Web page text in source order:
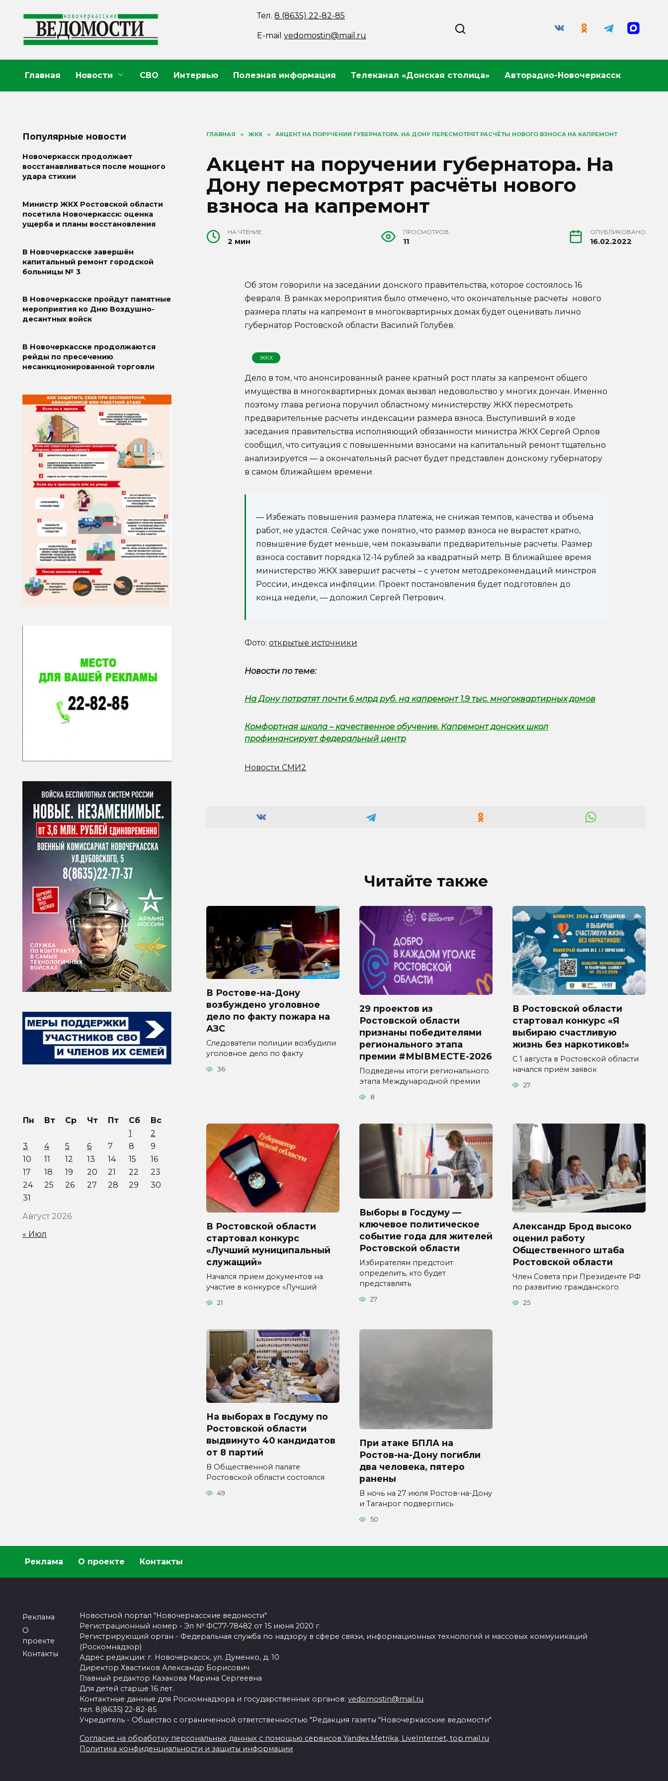
содержанию
Тел.8 (8635) 22-82-85
E-mailvedomostin@mail.ru
Главная Новости СВО Интервью Полезная информация Телеканал «Донская столица» Авторадио-Новочеркасск
ГЛАВНАЯ » ЖКХ » АКЦЕНТ НА ПОРУЧЕНИИ ГУБЕРНАТОРА. НА ДОНУ ПЕРЕСМОТРЯТ РАСЧЁТЫ НОВОГО ВЗНОСА НА КАПРЕМОНТ
Акцент на поручении губернатора. На
Дону пересмотрят расчёты нового
взноса на капремонт
НА ЧТЕНИЕ
2 мин
ПРОСМОТРОВ
11
ОПУБЛИКОВАНО
16.02.2022
Об этом говорили на заседании донского правительства, которое состоялось 16
февраля. В рамках мероприятия было отмечено, что окончательные расчеты нового
размера платы на капремонт в многоквартирных домах будет оценивать лично
губернатор Ростовской области Василий Голубев.
ЖКХ
Дело в том, что анонсированный ранее кратный рост платы за капремонт общего
имущества в многоквартирных домах вызвал недовольство у многих дончан. Именно
поэтому глава региона поручил областному министерству ЖКХ пересмотреть
предварительные расчеты индексации размера взноса. Выступивший в ходе
заседания правительства исполняющий обязанности министра ЖКХ Сергей Орлов
сообщил, что ситуация с повышенными взносами на капитальный ремонт тщательно
анализируется — а окончательный расчет будет представлен донскому губернатору
в самом ближайшем времени.
— Избежать повышения размера платежа, не снижая темпов, качества и объема
работ, не удастся. Сейчас уже понятно, что размер взноса не вырастет кратно,
повышение будет меньше, чем показывали предварительные расчеты. Размер
взноса составит порядка 12-14 рублей за квадратный метр. В ближайшее время
министерство ЖКХ завершит расчеты – с учетом методрекомендаций минстроя
России, индекса инфляции. Проект постановления будет подготовлен до
конца недели, — доложил Сергей Петрович.
Фото: открытые источники
Новости по теме:
На Дону потратят почти 6 млрд руб. на капремонт 1,9 тыс. многоквартирных домов
Комфортная школа – качественное обучение. Капремонт донских школ
профинансирует федеральный центр
Новости СМИ2
Читайте также
В Ростове-на-Дону
возбуждено уголовное
дело по факту пожара на
АЗС
Следователи полиции возбудили
уголовное дело по факту
36
29 проектов из
Ростовской области
признаны победителями
регионального этапа
премии #МЫВМЕСТЕ-2026
Подведены итоги регионального
этапа Международной премии
8
В Ростовской области
стартовал конкурс «Я
выбираю счастливую
жизнь без наркотиков!»
С 1 августа в Ростовской области
начался приём заявок
27
В Ростовской области
стартовал конкурс
«Лучший муниципальный
служащий»
Начался прием документов на
участие в конкурсе «Лучший
21
Выборы в Госдуму —
ключевое политическое
событие года для жителей
Ростовской области
Избирателям предстоит
определить, кто будет
представлять
27
Александр Брод высоко
оценил работу
Общественного штаба
Ростовской области
Член Совета при Президенте РФ
по развитию гражданского
25
На выборах в Госдуму по
Ростовской области
выдвинуто 40 кандидатов
от 8 партий
В Общественной палате
Ростовской области состоялся
49
При атаке БПЛА на
Ростов-на-Дону погибли
два человека, пятеро
ранены
В ночь на 27 июля Ростов-на-Дону
и Таганрог подверглись
50
Популярные новости
Новочеркасск продолжает
восстанавливаться после мощного
удара стихии
Министр ЖКХ Ростовской области
посетила Новочеркасск: оценка
ущерба и планы восстановления
В Новочеркасске завершён
капитальный ремонт городской
больницы № 3
В Новочеркасске пройдут памятные
мероприятия ко Дню Воздушно-
десантных войск
В Новочеркасске продолжаются
рейды по пресечению
несанкционированной торговли
Август 2026
Пн Вт Ср Чт Пт Сб
Вс
1
2
3
4 5 6 7 8
9
10
11 12 13 14 15
16
17
18 19 20 21 22
23
24
25 26 27 28 29
30
31
« Июл
Реклама О проекте Контакты
Реклама
О
проекте
Контакты
Новостной портал "Новочеркасские ведомости"
Регистрационный номер - Эл № ФС77-78482 от 15 июня 2020 г.
Регистрирующий орган - Федеральная служба по надзору в сфере связи, информационных технологий и массовых коммуникаций
(Роскомнадзор)
Адрес редакции: г. Новочеркасск, ул. Думенко, д. 10
Директор Хвастиков Александр Борисович
Главный редактор Казакова Марина Сергеевна
Для детей старше 16 лет.
Контактные данные для Роскомнадзора и государственных органов:vedomostin@mail.ru
тел. 8(8635) 22-82-85
Учредитель - Общество с ограниченной ответственностью "Редакция газеты "Новочеркасские ведомости"
Согласие на обработку персональных данных с помощью сервисов Yandex.Metrika, LiveInternet, top.mail.ru
Политика конфиденциальности и защиты информации